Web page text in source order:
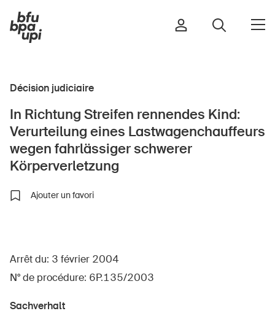
Sport et activité physique
Bâtiments et installations
Décision judiciaire
In Richtung Streifen rennendes Kind:
Verurteilung eines Lastwagenchauffeurs
wegen fahrlässiger schwerer
Körperverletzung
Ajouter un favori
Arrêt du: 3 février 2004
N° de procédure: 6P.135/2003
Sachverhalt